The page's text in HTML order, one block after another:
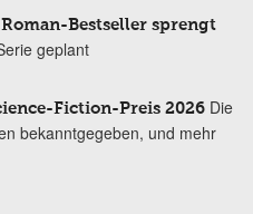
Bestseller sprengt
geplant
Fiction-Preis 2026 Die
bekanntgegeben, und mehr